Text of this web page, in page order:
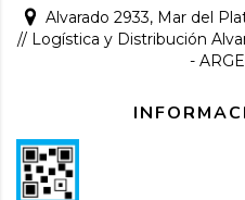
Alvarado 2933, Mar del
// Logística y Distribución
-